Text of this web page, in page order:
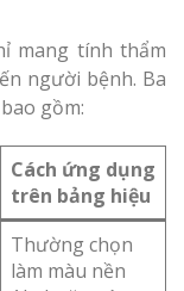
mang tính thẩm
người bệnh. Ba
gồm:
Cách ứng dụng
trên bảng hiệu
Thường chọn
làm màu nền